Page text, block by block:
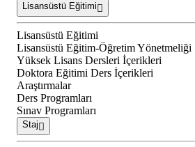
Lisansüstü Eğitimi
Lisansüstü Eğitimi
Lisansüstü Eğitim-Öğretim Yönetmeliği
Yüksek Lisans Dersleri İçerikleri
Doktora Eğitimi Ders İçerikleri
Araştırmalar
Ders Programları
Sınav Programları
Staj